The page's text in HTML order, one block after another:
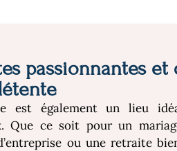
passionnantes et
est également un lieu
Que ce soit pour un
ou une retraite